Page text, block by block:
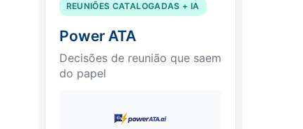
REUNIÕES CATALOGADAS + IA
Power ATA
Decisões de reunião que saem
do papel